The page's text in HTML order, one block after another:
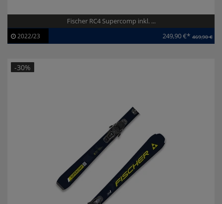
Fischer RC4 Supercomp inkl. ...
Artikel-ID:
113535
2022/23 249,90 €* 469,90 €
-30%